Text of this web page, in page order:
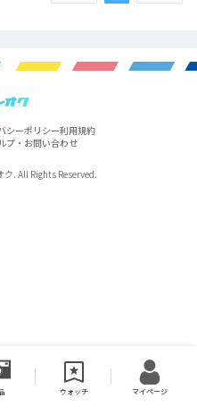
シーポリシー利用規約
プ・お問い合わせ
. All Rights Reserved.
ウォッチ マイページ